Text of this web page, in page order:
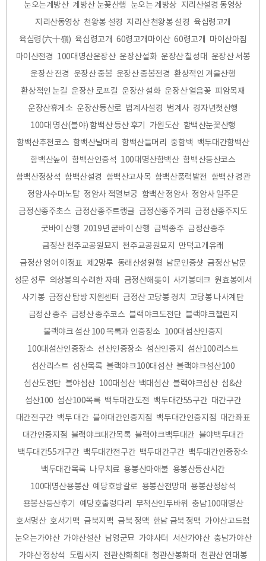
눈오는계방산 계방산 눈꽃산행 눈오는 계방상 지리산설경 동영상
지리산동영상 천왕봉 설경 지리산 천왕봉 설경 육십령고개
육십령(六十嶺) 육심령고개 60령고개마이산 60령고개
마이산아침
마이산전경 100대명산운장산 운장산설화 운장산 칠성대 운장산 서봉
운장산 전경 운장산 중봉 운장산 중봉전경 환상적인 겨울산행
환상적인 눈길 운장산 로프길 운장산 설화 운장산 얼음꽃 피암목재
운장산휴게소 운장산등산로 법계사설경 범계사 경자년첫산행
100대 명산(블야) 함백산 등산 후기
가원도산 함백산눈꽃산행
함백산추천코스 함백산날머리 함백산들머리 중함백 백두대간함백산
함백산높이
함백산인증석 100대명산함백산 함백산등산코스
함백산정상석 함백산설경 함백산고사목 함백산풍력발전 함백산 경관
정암사수마노탑 정암사 적멸보궁 함백산 정암사 정암사 일주문
금정산종주초스 금정산종주트랭글 금정산종주거리
금정산종주지도
굿바이 산행 2019년 굳바이 산행 금백종주 금정산종주
금정산 천주교공원묘지
천주교공원묘지
만덕고개유래
금정산 영어 이정표 제2망루 동래산성원형 남문인증샷 금정산 남문
성문 성루 의상봉의 수려한 자태 금정산해돚이 사기봉데크 원효봉에서
사기봉 금정산 탐방 지원센터 금정산 고당봉 경치
고당봉 나사계단
금정산 종주 금정산 종주코스 블랙야크도전단 블랙야크챌린지
불랙야크 섬산 100 목록과 인증장소 100대섬산인증지
100대섬산인증장소 선산인증장소 섬산인증지
섬산100리스트
섬산리스트 섬산목록 블랙야크100대섬산 블랙야크섬산100
섬산도전단 블야섬산 100대섬산 백대섬산 블랙야크섬산 섬&산
섬산100 섬산100목록 백두대간도전 백두대간55구간 대간구간
대간전구간 백두 대간 블야대간인증지점 백두대간인증지점 대간좌표
대간인증지점 블랙야크대간목록 블랙야크백두대간 블야백두대간
백두대간55개구간 백두대간전구간 백두대간구간 백두대간인증장소
백두대간목록 나무치료 용봉산마애불 용봉산등산시간
100대명산용봉산 예당호방갈로 용봉산전망대 용봉산정상석
용봉산등산후기
예당호출렁다리 무척산인두바위 충남100대명산
호서명산 호서기맥 금북지맥 금북 정맥 한남 금북 정맥 가야산고드럼
눈오는가야산 가야산설산 남영군묘 가야사터 서산가야산 충남가야산
가야산 정상석 도림사지 천관산화희대 청관산봉화대
천관산 연대봉